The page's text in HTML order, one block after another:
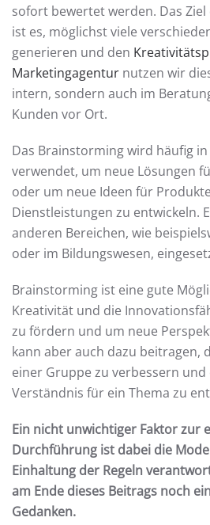
sofort bewertet werden. Das
ist es, möglichst viele
generieren und den
Marketingagentur nutzen wir
intern, sondern auch im
Kunden vor Ort.
Das Brainstorming wird häufig
verwendet, um neue Lösungen
oder um neue Ideen für
Dienstleistungen zu entwickeln.
anderen Bereichen, wie
oder im Bildungswesen,
Brainstorming ist eine gute
Kreativität und die
zu fördern und um neue
kann aber auch dazu beitragen,
einer Gruppe zu verbessern und
Verständnis für ein Thema zu
Ein nicht unwichtiger Faktor zur
Durchführung ist dabei die
Einhaltung der Regeln
am Ende dieses Beitrags noch
Gedanken.